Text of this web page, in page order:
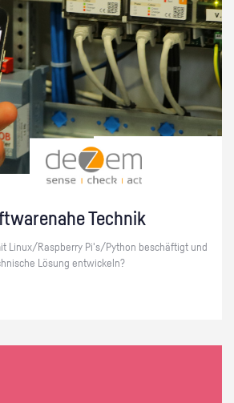
Tech­nik
Linux/Raspber­ry Pi's/Py­thon be­schäf­tigt und
Lö­sung ent­wi­ckeln?